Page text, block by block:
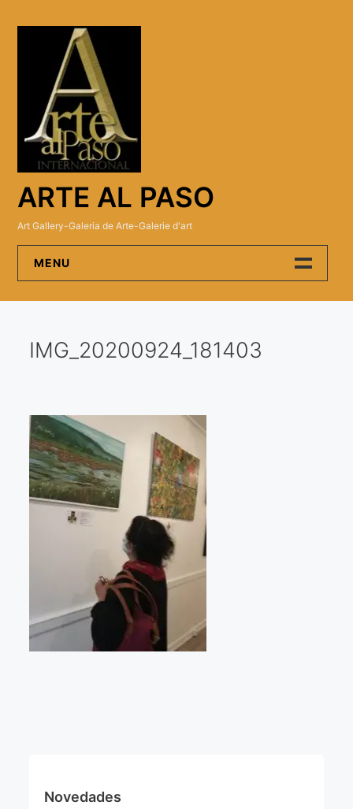
ARTE AL PASO
Art Gallery-Galeria de Arte-Galerie d'art
MENU
Artistas
Visitas a los ateliers o talleres de artistas
Presse
Qué dicen de nosotros?
Aviso legal
Política de cookies
Expositions
Bruit de gommettes Paris 2025
IMG_20200924_181403
Novedades